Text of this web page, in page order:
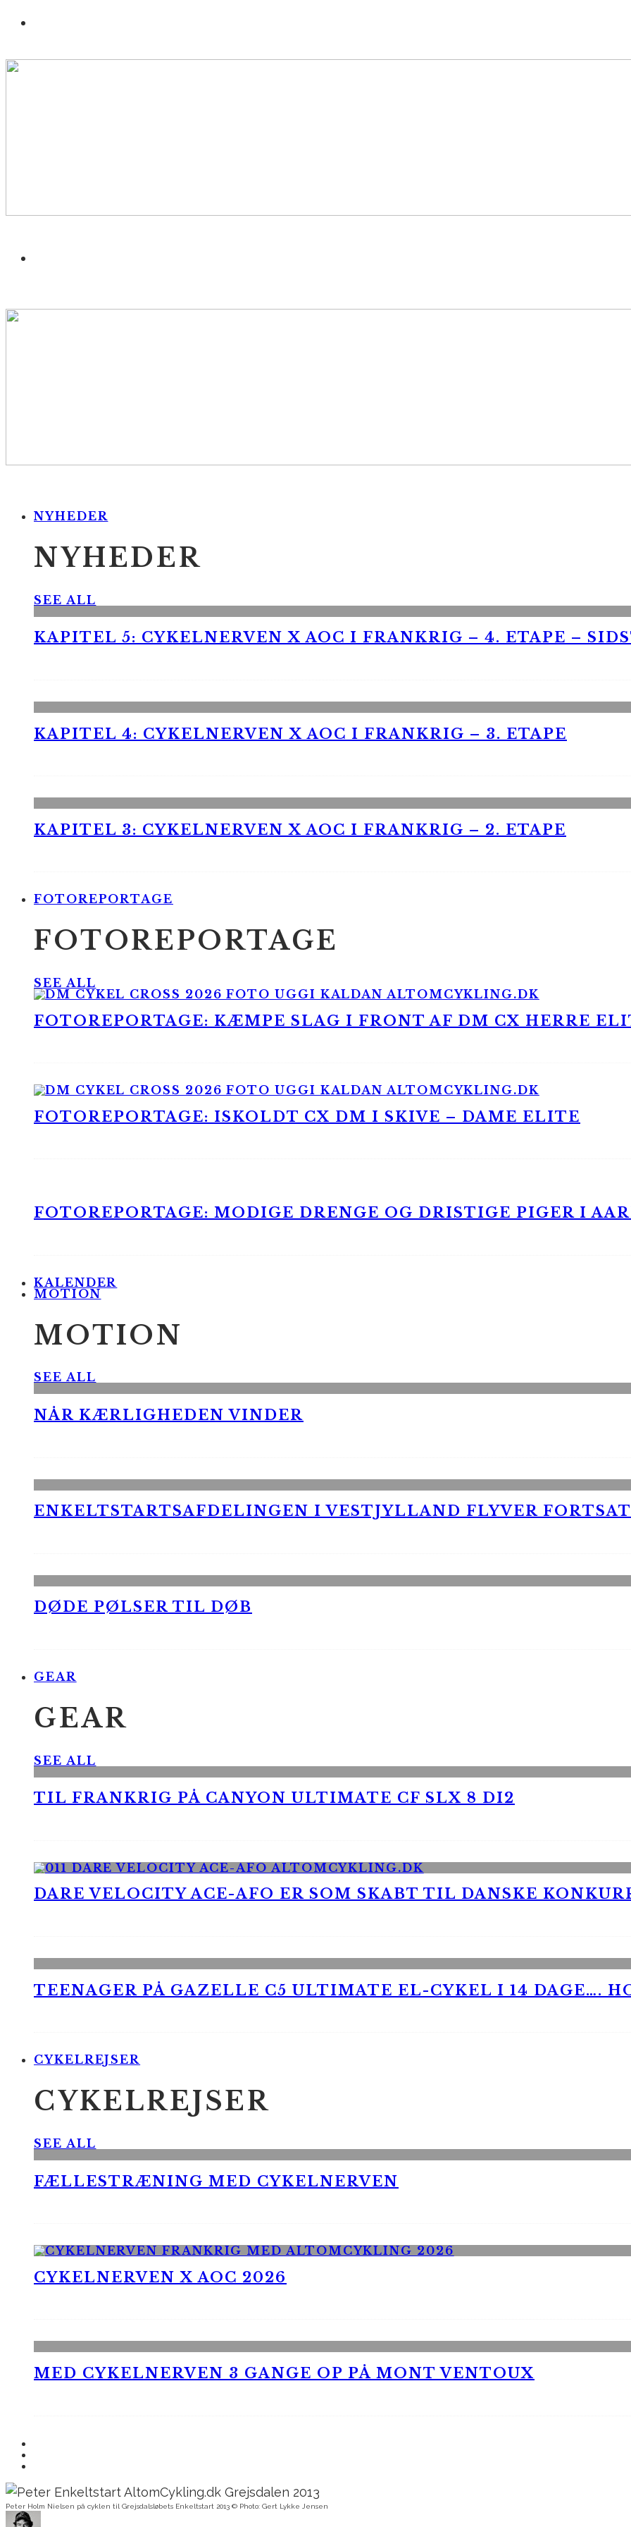
NYHEDER
NYHEDER
SEE ALL
KAPITEL 5: CYKELNERVEN X AOC I FRANKRIG – 4. ETAPE –
KAPITEL 4: CYKELNERVEN X AOC I FRANKRIG – 3. ETAPE
KAPITEL 3: CYKELNERVEN X AOC I FRANKRIG – 2. ETAPE
FOTOREPORTAGE
FOTOREPORTAGE
SEE ALL
FOTOREPORTAGE: KÆMPE SLAG I FRONT AF DM CX HERRE
FOTOREPORTAGE: ISKOLDT CX DM I SKIVE – DAME ELITE
FOTOREPORTAGE: MODIGE DRENGE OG DRISTIGE PIGER I
KALENDER
MOTION
MOTION
SEE ALL
NÅR KÆRLIGHEDEN VINDER
ENKELTSTARTSAFDELINGEN I VESTJYLLAND FLYVER
DØDE PØLSER TIL DØB
GEAR
GEAR
SEE ALL
TIL FRANKRIG PÅ CANYON ULTIMATE CF SLX 8 DI2
DARE VELOCITY ACE-AFO ER SOM SKABT TIL DANSKE
TEENAGER PÅ GAZELLE C5 ULTIMATE EL-CYKEL I 14 DAGE….
CYKELREJSER
CYKELREJSER
SEE ALL
FÆLLESTRÆNING MED CYKELNERVEN
CYKELNERVEN X AOC 2026
MED CYKELNERVEN 3 GANGE OP PÅ MONT VENTOUX
Peter Holm Nielsen på cyklen til Grejsdalsløbets Enkeltstart 2013 © Photo: Gert Lykke Jensen